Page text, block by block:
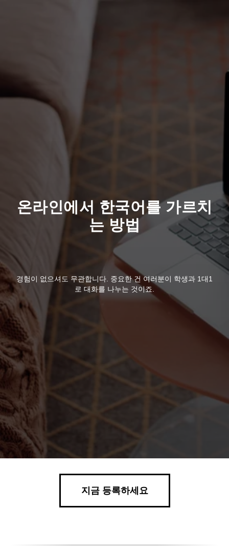
온라인에서 한국어를 가르치
는 방법
경험이 없으셔도 무관합니다. 중요한 건 여러분이 학생과 1대1
로 대화를 나누는 것이죠.
지금 등록하세요